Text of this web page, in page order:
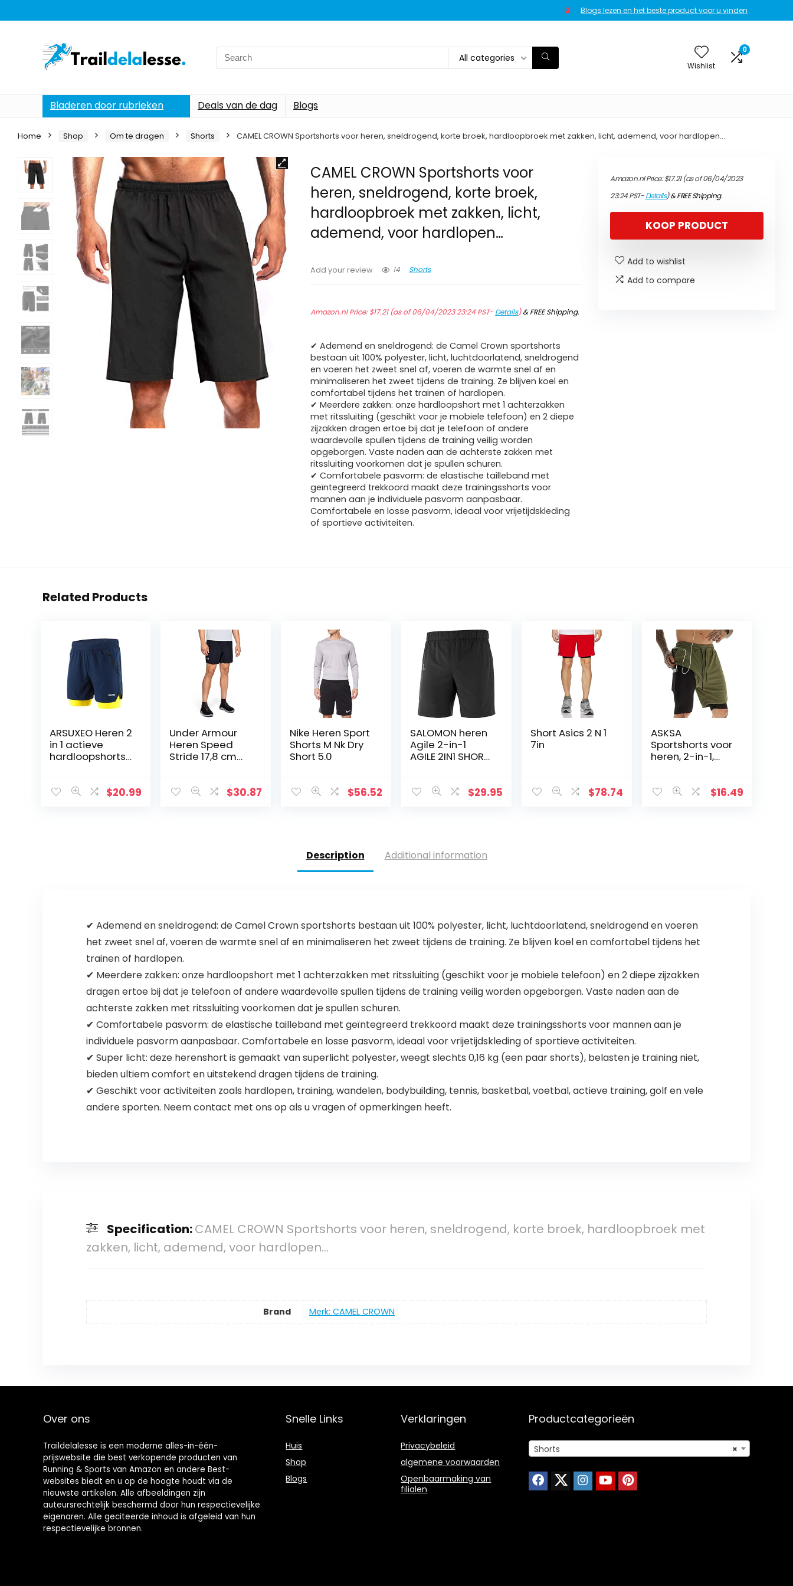
Blogs lezen en het beste product voor u vinden
Search
for:
All categories
Wishlist
0
Bladeren door rubrieken Deals van de dag Blogs
Home Shop Om te dragen Shorts CAMEL CROWN Sportshorts voor heren, sneldrogend, korte broek, hardloopbroek met zakken, licht, ademend, voor hardlopen…
CAMEL CROWN Sportshorts voor
heren, sneldrogend, korte broek,
hardloopbroek met zakken, licht,
ademend, voor hardlopen…
Add your review 14 Shorts
Amazon.nl Price:$17.21(as of 06/04/2023 23:24 PST- Details)&FREE Shipping.
✔ Ademend en sneldrogend: de Camel Crown sportshorts
bestaan uit 100% polyester, licht, luchtdoorlatend, sneldrogend
en voeren het zweet snel af, voeren de warmte snel af en
minimaliseren het zweet tijdens de training. Ze blijven koel en
comfortabel tijdens het trainen of hardlopen.
✔ Meerdere zakken: onze hardloopshort met 1 achterzakken
met ritssluiting (geschikt voor je mobiele telefoon) en 2 diepe
zijzakken dragen ertoe bij dat je telefoon of andere
waardevolle spullen tijdens de training veilig worden
opgeborgen. Vaste naden aan de achterste zakken met
ritssluiting voorkomen dat je spullen schuren.
✔ Comfortabele pasvorm: de elastische tailleband met
geïntegreerd trekkoord maakt deze trainingsshorts voor
mannen aan je individuele pasvorm aanpasbaar.
Comfortabele en losse pasvorm, ideaal voor vrijetijdskleding
of sportieve activiteiten.
Amazon.nl Price:$17.21(as of 06/04/2023
23:24 PST-Details)&FREE Shipping.
KOOP PRODUCT
Add to wishlist
Add to compare
Related Products
ARSUXEO Heren 2
in 1 actieve
hardloopshorts
$20.99
Under Armour
Heren Speed
Stride 17,8 cm
$30.87
Nike Heren Sport
Shorts M Nk Dry
Short 5.0
$56.52
SALOMON heren
Agile 2-in-1
AGILE 2IN1 SHORT
$29.95
Short Asics 2 N 1
7in
$78.74
ASKSA
Sportshorts voor
heren, 2-in-1,
sneldrogend,
$16.49
Description Additional information
✔ Ademend en sneldrogend: de Camel Crown sportshorts bestaan uit 100% polyester, licht, luchtdoorlatend, sneldrogend en voeren
het zweet snel af, voeren de warmte snel af en minimaliseren het zweet tijdens de training. Ze blijven koel en comfortabel tijdens het
trainen of hardlopen.
✔ Meerdere zakken: onze hardloopshort met 1 achterzakken met ritssluiting (geschikt voor je mobiele telefoon) en 2 diepe zijzakken
dragen ertoe bij dat je telefoon of andere waardevolle spullen tijdens de training veilig worden opgeborgen. Vaste naden aan de
achterste zakken met ritssluiting voorkomen dat je spullen schuren.
✔ Comfortabele pasvorm: de elastische tailleband met geïntegreerd trekkoord maakt deze trainingsshorts voor mannen aan je
individuele pasvorm aanpasbaar. Comfortabele en losse pasvorm, ideaal voor vrijetijdskleding of sportieve activiteiten.
✔ Super licht: deze herenshort is gemaakt van superlicht polyester, weegt slechts 0,16 kg (een paar shorts), belasten je training niet,
bieden ultiem comfort en uitstekend dragen tijdens de training.
✔ Geschikt voor activiteiten zoals hardlopen, training, wandelen, bodybuilding, tennis, basketbal, voetbal, actieve training, golf en vele
andere sporten. Neem contact met ons op als u vragen of opmerkingen heeft.
Specification:CAMEL CROWN Sportshorts voor heren, sneldrogend, korte broek, hardloopbroek met
zakken, licht, ademend, voor hardlopen…
Brand Merk: CAMEL CROWN
Over ons
Traildelalesse is een moderne alles-in-één-
prijswebsite die best verkopende producten van
Running & Sports van Amazon en andere Best-
websites biedt en u op de hoogte houdt via de
nieuwste artikelen. Alle afbeeldingen zijn
auteursrechtelijk beschermd door hun respectievelijke
eigenaren. Alle geciteerde inhoud is afgeleid van hun
respectievelijke bronnen.
Snelle Links
Huis
Shop
Blogs
Verklaringen
Privacybeleid
algemene voorwaarden
Openbaarmaking van
filialen
Productcategorieën
×
Shorts